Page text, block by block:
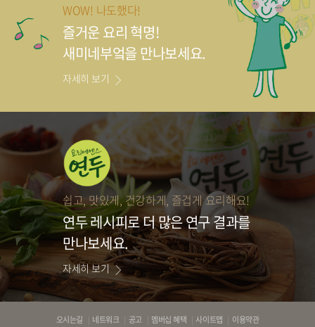
WOW! 나도했다!
즐거운 요리 혁명!
새미네부엌을 만나보세요.
자세히 보기
쉽고, 맛있게, 건강하게, 즐겁게 요리해요!
연두 레시피로더 많은 연구 결과를
만나보세요.
자세히 보기
오시는길 네트워크 공고 멤버십 혜택 사이트맵 이용약관